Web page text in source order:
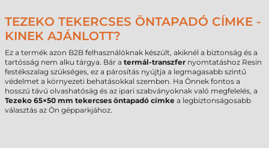
TEZEKO TEKERCSES ÖNTAPADÓ CÍMKE -
KINEK AJÁNLOTT?
Ez a termék azon B2B felhasználóknak készült, akiknél a biztonság és a
tartósság nem alku tárgya. Bár a termál-transzfer nyomtatáshoz Resin
festékszalag szükséges, ez a párosítás nyújtja a legmagasabb szintű
védelmet a környezeti behatásokkal szemben. Ha Önnek fontos a
hosszú távú olvashatóság és az ipari szabványoknak való megfelelés, a
Tezeko 65×50 mm tekercses öntapadó címke a legbiztonságosabb
választás az Ön gépparkjához.